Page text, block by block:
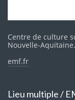
Centre de culture
Nouvelle-Aquitaine.
emf.fr
Lieu multiple /